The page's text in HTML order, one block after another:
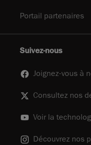
Portail partenaires
Suivez-nous
Joignez-vous à
Consultez nos
Voir la
Découvrez nos